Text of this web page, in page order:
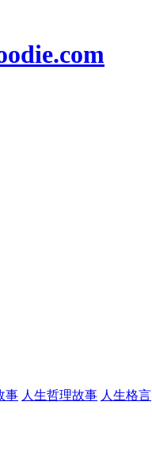
事 人生哲理故事 人生格言